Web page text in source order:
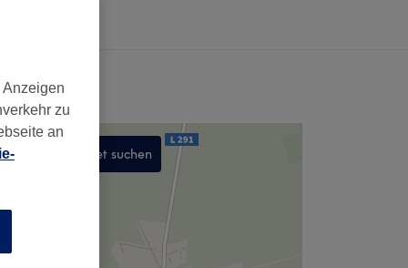
In diesem Gebiet suchen
zu
an